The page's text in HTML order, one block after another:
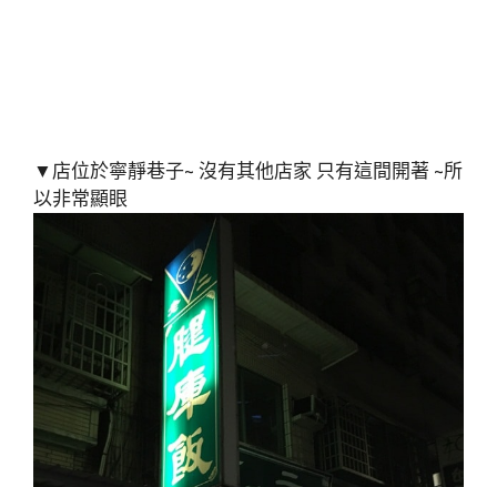
▼店位於寧靜巷子~ 沒有其他店家 只有這間開著 ~所
以非常顯眼